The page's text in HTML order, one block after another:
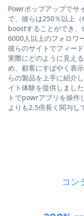
Powrポップアップで
で、彼らは250％以上
boostすることができ
6000人以上のフォロワ
彼らのサイトでフィー
実際にどのように見え
め、顧客にすばやく表
らの製品を上手に紹介
イト体験を提供しまし
トでpowrアプリを操作
よりも2.5倍長く関与し
コン